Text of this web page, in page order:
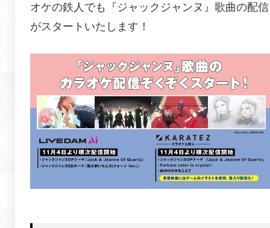
オケの鉄人でも『ジャックジャンヌ』歌曲の配信
がスタートいたします！